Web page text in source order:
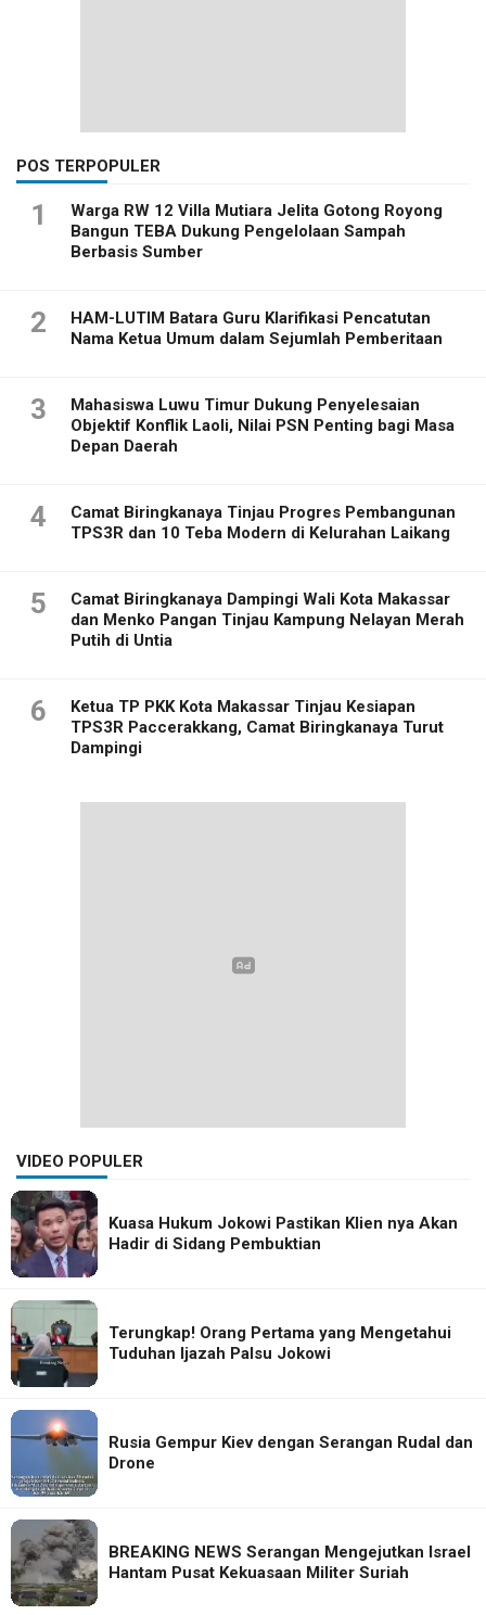
POS TERPOPULER
1
Warga RW 12 Villa Mutiara Jelita Gotong Royong
Bangun TEBA Dukung Pengelolaan Sampah
Berbasis Sumber
2
HAM-LUTIM Batara Guru Klarifikasi Pencatutan
Nama Ketua Umum dalam Sejumlah Pemberitaan
3
Mahasiswa Luwu Timur Dukung Penyelesaian
Objektif Konflik Laoli, Nilai PSN Penting bagi Masa
Depan Daerah
4
Camat Biringkanaya Tinjau Progres Pembangunan
TPS3R dan 10 Teba Modern di Kelurahan Laikang
5
Camat Biringkanaya Dampingi Wali Kota Makassar
dan Menko Pangan Tinjau Kampung Nelayan Merah
Putih di Untia
6
Ketua TP PKK Kota Makassar Tinjau Kesiapan
TPS3R Paccerakkang, Camat Biringkanaya Turut
Dampingi
VIDEO POPULER
Kuasa Hukum Jokowi Pastikan Klien nya Akan
Hadir di Sidang Pembuktian
Terungkap! Orang Pertama yang Mengetahui
Tuduhan Ijazah Palsu Jokowi
Rusia Gempur Kiev dengan Serangan Rudal dan
Drone
BREAKING NEWS Serangan Mengejutkan Israel
Hantam Pusat Kekuasaan Militer Suriah